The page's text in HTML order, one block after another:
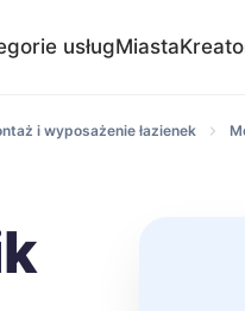
usługMiasta
i wyposażenie łazienek